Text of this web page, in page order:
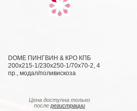
DOME ПИНГВИН & КРО КПБ
200х215-1/230х250-1/70х70-2, 4
пр., модал/поливискоза
Цена доступна только
послерегистрации